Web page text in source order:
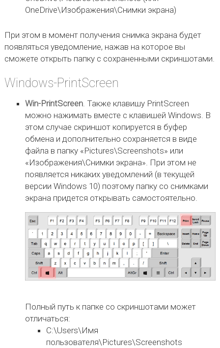
OneDrive\Изображения\Снимки экрана)
При этом в момент получения снимка экрана будет
появляться уведомление, нажав на которое вы
сможете открыть папку с сохраненными скриншотами.
Windows-PrintScreen
Win-PrintScreen . Также клавишу PrintScreen
можно нажимать вместе с клавишей Windows. В
этом случае скриншот копируется в буфер
обмена и дополнительно сохраняется в виде
файла в папку «Pictures\Screenshots» или
«Изображения\Снимки экрана». При этом не
появляется никаких уведомлений (в текущей
версии Windows 10) поэтому папку со снимками
экрана придется открывать самостоятельно.
Полный путь к папке со скриншотами может
отличаться:
C:\Users\Имя
пользователя\Pictures\Screenshots